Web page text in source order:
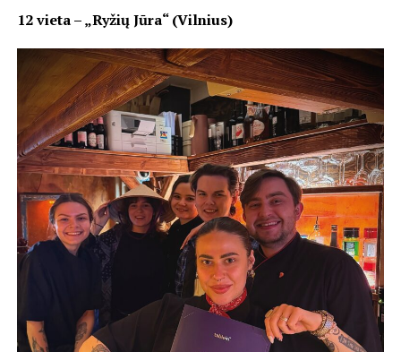
12 vieta – „Ryžių Jūra“ (Vilnius)